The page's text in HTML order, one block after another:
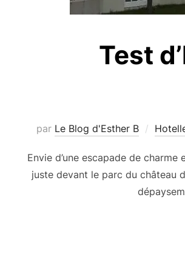
Test
par Le Blog d'Esther B
Envie d’une escapade de
juste devant le parc du château